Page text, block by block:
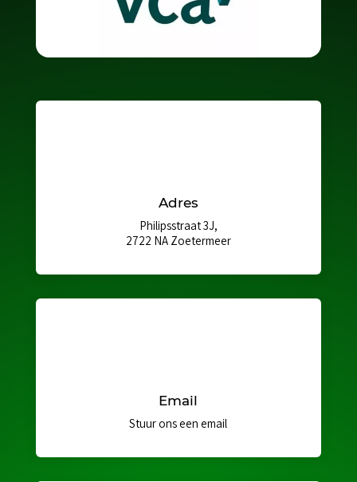
Adres
Philipsstraat 3J,
2722 NA Zoetermeer
Email
Stuur ons een email